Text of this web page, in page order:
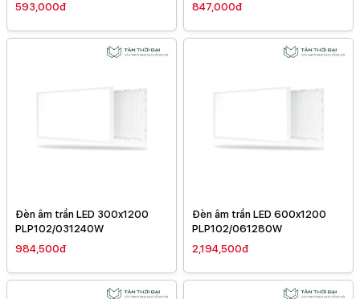
593,000đ
847,000đ
Đèn âm trần LED 300x1200
PLP102/031240W
984,500đ
Đèn âm trần LED 600x1200
PLP102/061280W
2,194,500đ